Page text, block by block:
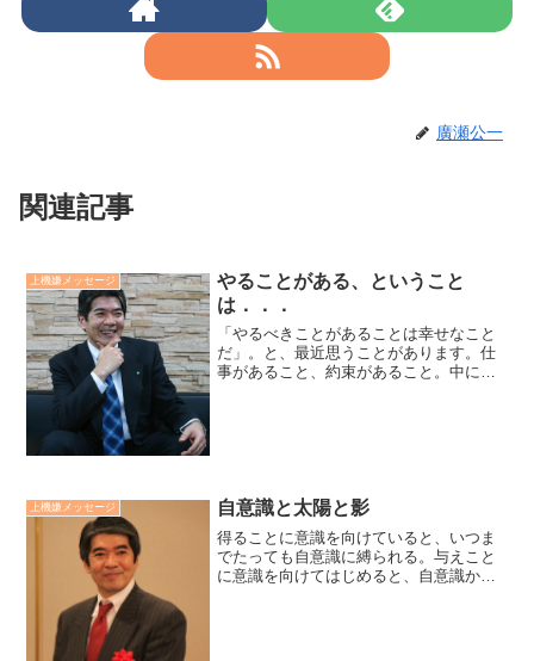
廣瀬公一
関連記事
上機嫌メッセージ
やることがある、ということ
は．．．
「やるべきことがあることは幸せなこと
だ」。と、最近思うことがあります。仕
事があること、約束があること。中に
上機嫌メッセージ 自意識と太陽と影
得ることに意識を向けていると、いつま
でたっても自意識に縛られる。与えこと
に意識を向けてはじめると、自意識から